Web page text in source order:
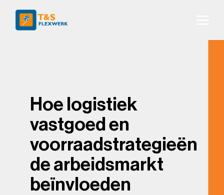
Hoe logistiek
vastgoed en
voorraadstrategieën
de arbeidsmarkt
beïnvloeden